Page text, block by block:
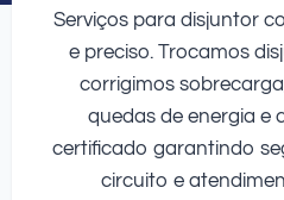
Serviços para disjuntor
e preciso. Trocamos
corrigimos
quedas de energia e
certificado garantindo
circuito e